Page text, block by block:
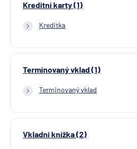
Kreditní karty (1)
Kreditka
Termínovaný vklad (1)
Terminovaný vklad
Vkladní knížka (2)